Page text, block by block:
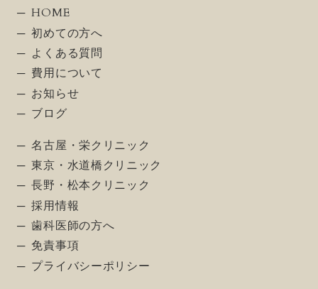
HOME
初めての方へ
よくある質問
費用について
お知らせ
ブログ
名古屋・栄クリニック
東京・水道橋クリニック
長野・松本クリニック
採用情報
歯科医師の方へ
免責事項
プライバシーポリシー